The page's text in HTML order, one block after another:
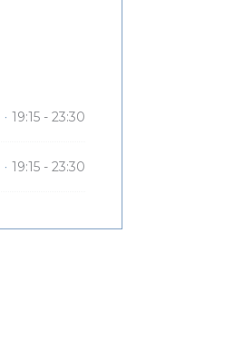
• 19:15 - 23:30
• 19:15 - 23:30